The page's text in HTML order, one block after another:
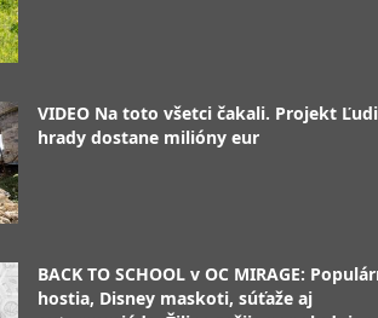
VIDEO Na toto všetci čakali. Projekt
hrady dostane milióny eur
BACK TO SCHOOL v OC MIRAGE:
hostia, Disney maskoti, súťaže aj